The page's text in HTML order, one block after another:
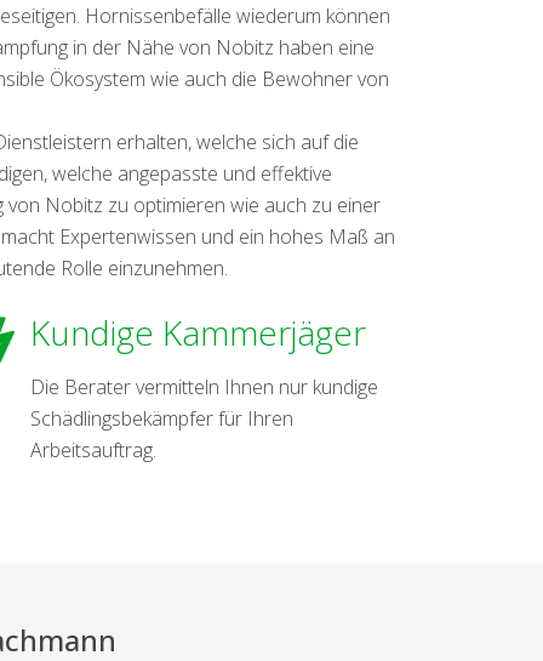
Hornissenbefälle wiederum können
in der Nähe von Nobitz haben eine
Ökosystem wie auch die Bewohner von
erhalten, welche sich auf die
welche angepasste und effektive
Nobitz zu optimieren wie auch zu einer
Expertenwissen und ein hohes Maß an
Rolle einzunehmen.
Kundige Kammerjäger
Die Berater vermitteln Ihnen nur kundige
Schädlingsbekämpfer für Ihren
Arbeitsauftrag.